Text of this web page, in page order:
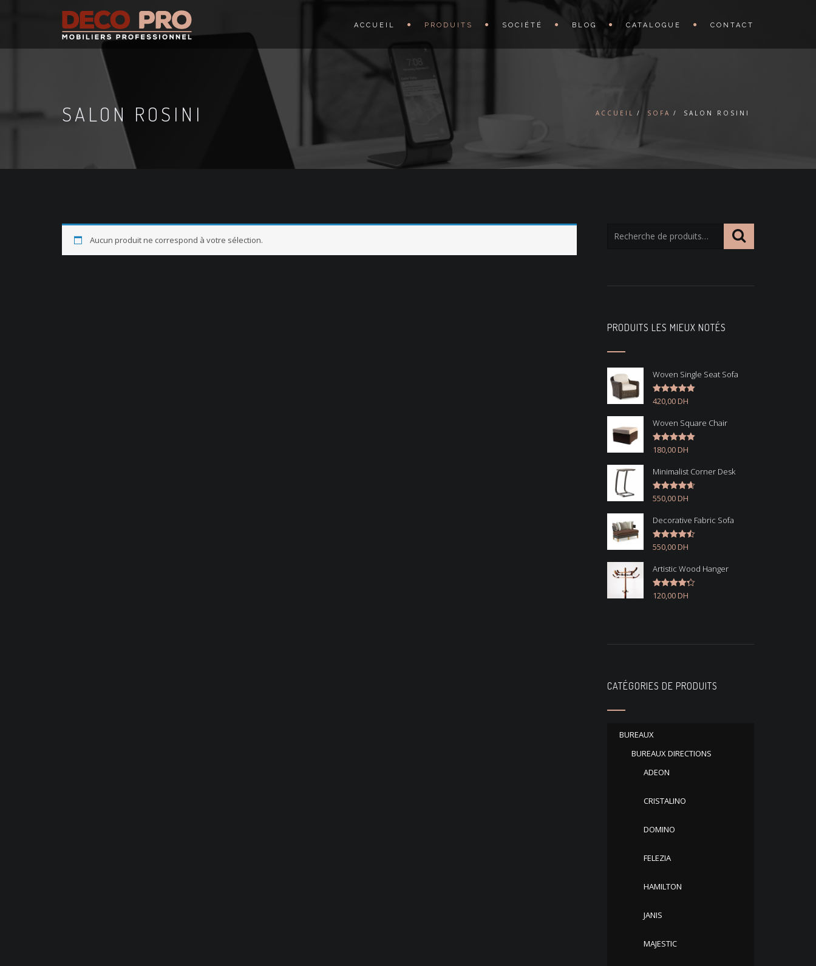
ACCUEIL PRODUITS SOCIÉTÉ BLOG CATALOGUE CONTACT
SALON ROSINI ACCUEIL SOFA SALON ROSINI
Aucun produit ne correspond à votre sélection.
PRODUITS LES MIEUX NOTÉS
Woven Single Seat Sofa
Note5.00
sur 5
420,00DH
Woven Square Chair
Note5.00
sur 5
180,00DH
Minimalist Corner Desk
Note4.67
sur 5
550,00DH
Decorative Fabric Sofa
Note4.50
sur 5
550,00DH
Artistic Wood Hanger
Note4.33
sur 5
120,00DH
CATÉGORIES DE PRODUITS
BUREAUX
BUREAUX DIRECTIONS
ADEON
CRISTALINO
DOMINO
FELEZIA
HAMILTON
JANIS
MAJESTIC